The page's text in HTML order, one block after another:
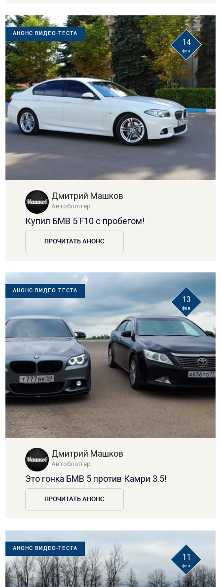
АНОНС ВИДЕО-ТЕСТА
14
фев
Дмитрий Машков
Автоблоггер
Купил БМВ 5 F10 с пробегом!
ПРОЧИТАТЬ АНОНС
АНОНС ВИДЕО-ТЕСТА
13
фев
Дмитрий Машков
Автоблоггер
Это гонка БМВ 5 против Камри 3.5!
ПРОЧИТАТЬ АНОНС
АНОНС ВИДЕО-ТЕСТА
11
фев